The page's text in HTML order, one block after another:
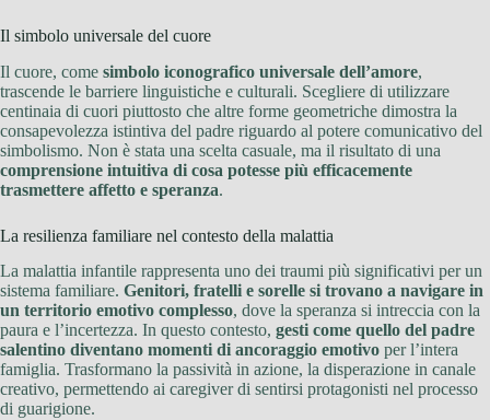
Il simbolo universale del cuore
Il cuore, come simbolo iconografico universale dell’amore,
trascende le barriere linguistiche e culturali. Scegliere di utilizzare
centinaia di cuori piuttosto che altre forme geometriche dimostra la
consapevolezza istintiva del padre riguardo al potere comunicativo del
simbolismo. Non è stata una scelta casuale, ma il risultato di una
comprensione intuitiva di cosa potesse più efficacemente
trasmettere affetto e speranza.
La resilienza familiare nel contesto della malattia
La malattia infantile rappresenta uno dei traumi più significativi per un
sistema familiare. Genitori, fratelli e sorelle si trovano a navigare in
un territorio emotivo complesso, dove la speranza si intreccia con la
paura e l’incertezza. In questo contesto, gesti come quello del padre
salentino diventano momenti di ancoraggio emotivo per l’intera
famiglia. Trasformano la passività in azione, la disperazione in canale
creativo, permettendo ai caregiver di sentirsi protagonisti nel processo
di guarigione.